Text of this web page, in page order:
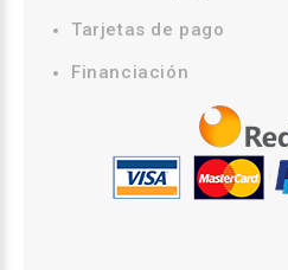
Tarjetas de pago
Financiación